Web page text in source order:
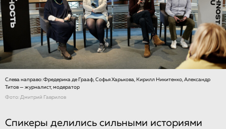
Слева направо: Фредерика де Грааф, Софья Харькова, Кирилл Никитенко, Александр
Титов — журналист, модератор
Фото: Дмитрий Гаврилов
Спикеры делились сильными историями